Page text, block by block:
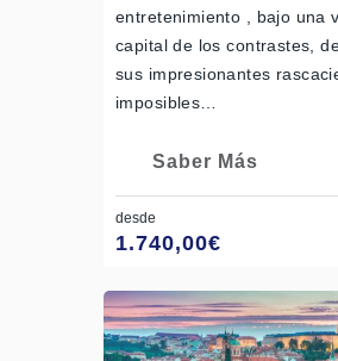
entretenimiento , bajo una
capital de los contrastes,
sus impresionantes
imposibles…
Saber Más
desde
1.740,00€